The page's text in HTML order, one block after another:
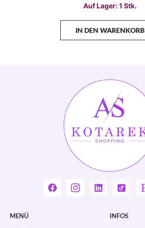
Auf Lager: 1 Stk.
IN DEN WARENKORB
MENÜ INFOS